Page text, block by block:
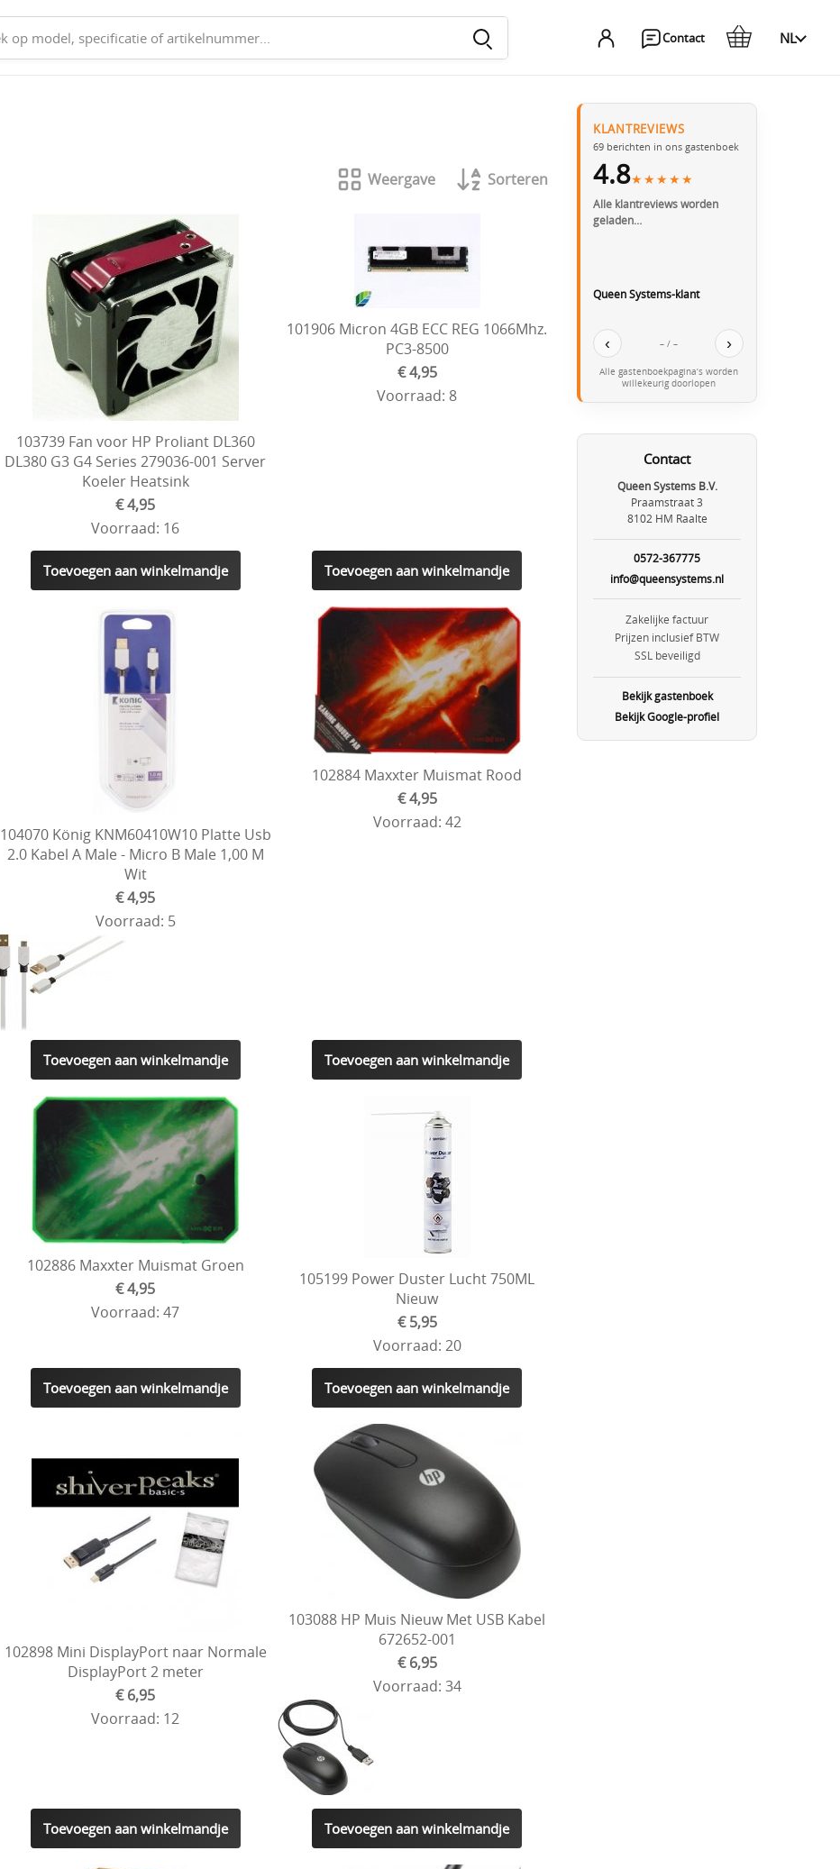
Contact NL
Weergave Sorteren
103739 Fan voor HP Proliant DL360
DL380 G3 G4 Series 279036-001 Server
Koeler Heatsink
€ 4,95
Voorraad: 16
Toevoegen aan winkelmandje
101906 Micron 4GB ECC REG 1066Mhz.
PC3-8500
€ 4,95
Voorraad: 8
Toevoegen aan winkelmandje
104070 König KNM60410W10 Platte Usb
2.0 Kabel A Male - Micro B Male 1,00 M
Wit
€ 4,95
Voorraad: 5
Toevoegen aan winkelmandje
102884 Maxxter Muismat Rood
€ 4,95
Voorraad: 42
Toevoegen aan winkelmandje
102886 Maxxter Muismat Groen
€ 4,95
Voorraad: 47
Toevoegen aan winkelmandje
105199 Power Duster Lucht 750ML
Nieuw
€ 5,95
Voorraad: 20
Toevoegen aan winkelmandje
102898 Mini DisplayPort naar Normale
DisplayPort 2 meter
€ 6,95
Voorraad: 12
Toevoegen aan winkelmandje
103088 HP Muis Nieuw Met USB Kabel
672652-001
€ 6,95
Voorraad: 34
Toevoegen aan winkelmandje
KLANTREVIEWS
69 berichten in ons gastenboek
4.8★★★★★
Alle klantreviews worden
geladen…
Queen Systems-klant
‹ – / – ›
Alle gastenboekpagina’s worden
willekeurig doorlopen
Contact
Queen Systems B.V.
Praamstraat 3
8102 HM Raalte
0572-367775
info@queensystems.nl
Zakelijke factuur
Prijzen inclusief BTW
SSL beveiligd
Bekijk gastenboek
Bekijk Google-profiel